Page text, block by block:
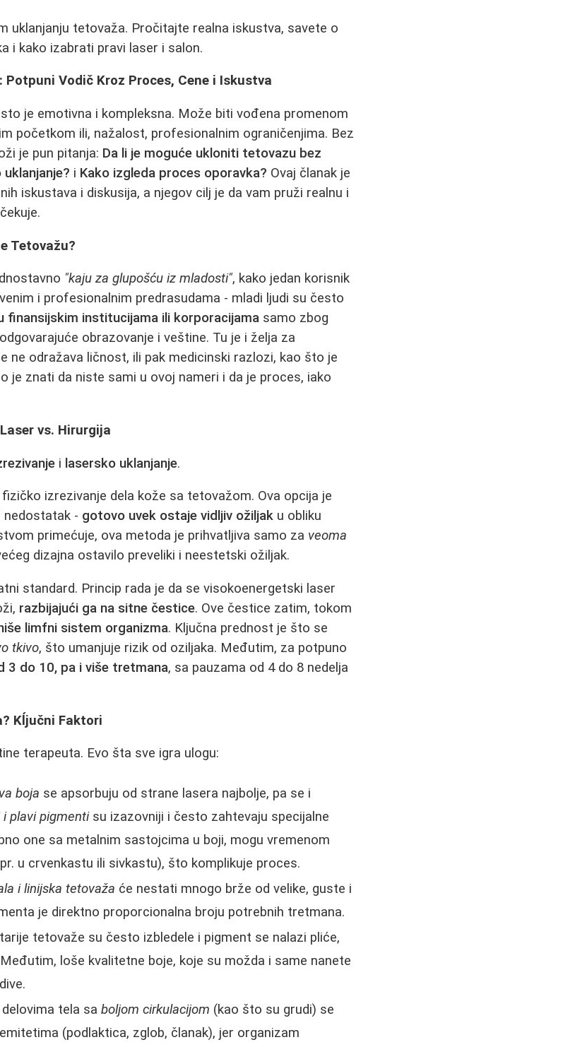
uklanjanju tetovaža. Pročitajte realna iskustva, savete o
i kako izabrati pravi laser i salon.
Vodič Kroz Proces, Cene i Iskustva
je emotivna i kompleksna. Može biti vođena promenom
početkom ili, nažalost, profesionalnim ograničenjima. Bez
je pun pitanja: Da li je moguće ukloniti tetovazu bez
i Kako izgleda proces oporavka? Ovaj članak je
iskustava i diskusija, a njegov cilj je da vam pruži realnu i
Tetovažu?
"kaju za glupošću iz mladosti", kako jedan korisnik
i profesionalnim predrasudama - mladi ljudi su često
finansijskim institucijama ili korporacijama samo zbog
obrazovanje i veštine. Tu je i želja za
ne odražava ličnost, ili pak medicinski razlozi, kao što je
je znati da niste sami u ovoj nameri i da je proces, iako
vs. Hirurgija
i lasersko uklanjanje.
izrezivanje dela kože sa tetovažom. Ova opcija je
nedostatak - gotovo uvek ostaje vidljiv ožiljak u obliku
primećuje, ova metoda je prihvatljiva samo za veoma
dizajna ostavilo preveliki i neestetski ožiljak.
standard. Princip rada je da se visokoenergetski laser
razbijajući ga na sitne čestice. Ove čestice zatim, tokom
limfni sistem organizma. Ključna prednost je što se
tkivo, što umanjuje rizik od oziljaka. Međutim, za potpuno
3 do 10, pa i više tretmana, sa pauzama od 4 do 8 nedelja
Kĺjučni Faktori
terapeuta. Evo šta sve igra ulogu:
boja se apsorbuju od strane lasera najbolje, pa se i
i plavi pigmentisu izazovniji i često zahtevaju specijalne
one sa metalnim sastojcima u boji, mogu vremenom
u crvenkastu ili sivkastu), što komplikuje proces.
i linijska tetovaža će nestati mnogo brže od velike, guste i
je direktno proporcionalna broju potrebnih tretmana.
tetovaže su često izbledele i pigment se nalazi pliće,
loše kvalitetne boje, koje su možda i same nanete
tela saboljom cirkulacijom (kao što su grudi) se
(podlaktica, zglob, članak), jer organizam